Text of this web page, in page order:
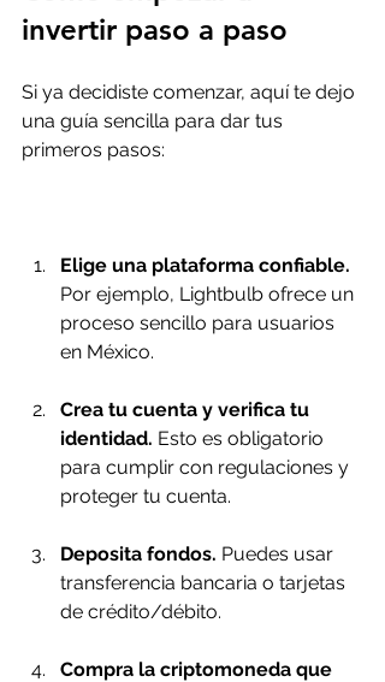
invertir paso a paso
Si ya decidiste comenzar, aquí te dejo
una guía sencilla para dar tus
primeros pasos:
Elige una plataforma confiable.
Por ejemplo, Lightbulb ofrece un
proceso sencillo para usuarios
en México.
Crea tu cuenta y verifica tu
identidad. Esto es obligatorio
para cumplir con regulaciones y
proteger tu cuenta.
Deposita fondos. Puedes usar
transferencia bancaria o tarjetas
de crédito/débito.
Compra la criptomoneda que